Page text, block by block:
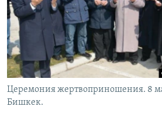
Церемония жертвоприношения. 8
Бишкек.